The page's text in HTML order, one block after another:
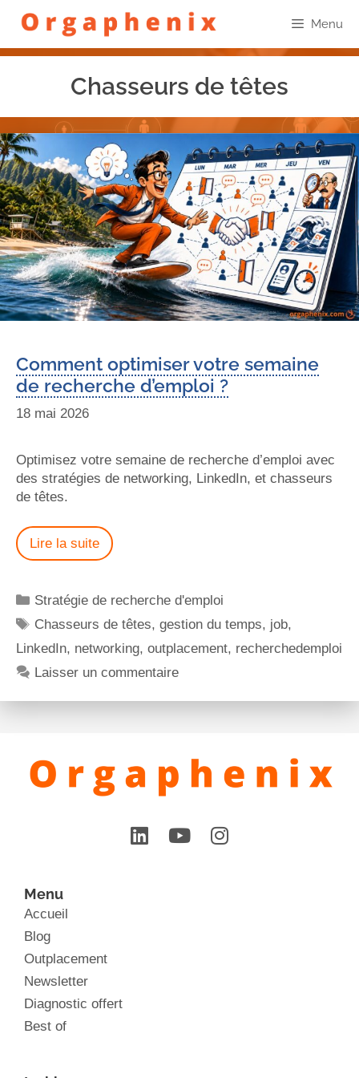
Menu
Chasseurs de têtes
Comment optimiser votre semaine
de recherche d’emploi ?
18 mai 2026
Optimisez votre semaine de recherche d’emploi avec
des stratégies de networking, LinkedIn, et chasseurs
de têtes.
Lire la suite
Stratégie de recherche d'emploi
Chasseurs de têtes,gestion du temps, job,
LinkedIn, networking, outplacement, recherchedemploi
Laisser un commentaire
Menu
Accueil
Blog
Outplacement
Newsletter
Diagnostic offert
Best of